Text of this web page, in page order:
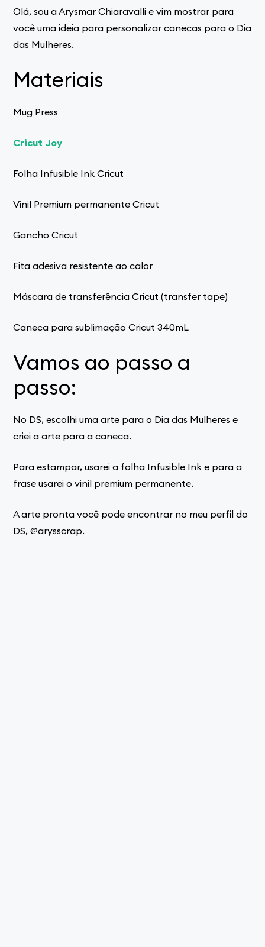
Olá, sou a Arysmar Chiaravalli e vim mostrar para
você uma ideia para personalizar canecas para o Dia
das Mulheres.
Materiais
Mug Press
Cricut Joy
Folha Infusible Ink Cricut
Vinil Premium permanente Cricut
Gancho Cricut
Fita adesiva resistente ao calor
Máscara de transferência Cricut (transfer tape)
Caneca para sublimação Cricut 340mL
Vamos ao passo a
passo:
No DS, escolhi uma arte para o Dia das Mulheres e
criei a arte para a caneca.
Para estampar, usarei a folha Infusible Ink e para a
frase usarei o vinil premium permanente.
A arte pronta você pode encontrar no meu perfil do
DS, @arysscrap.